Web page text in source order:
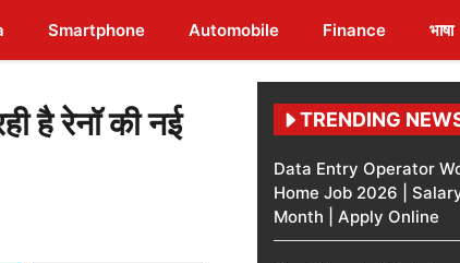
Smartphone Automobile Finance भाषा
है रेनॉ की नई
TRENDING
Data Entry Operator
Home Job 2026 |
Month | Apply Online